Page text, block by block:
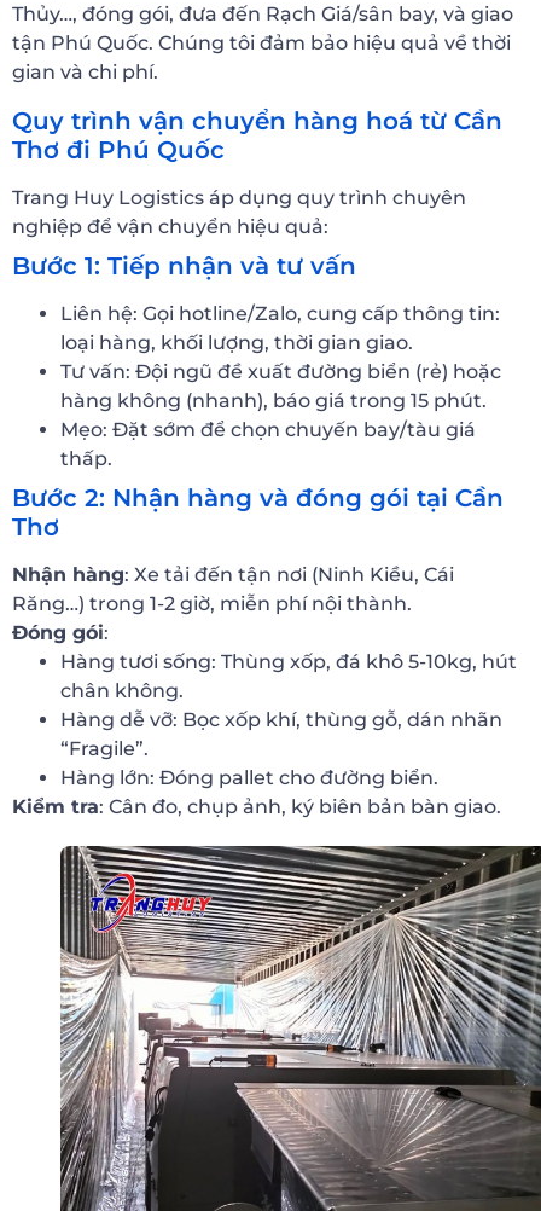
Thủy…, đóng gói, đưa đến Rạch Giá/sân bay, và giao
tận Phú Quốc. Chúng tôi đảm bảo hiệu quả về thời
gian và chi phí.
Quy trình vận chuyển hàng hoá từ Cần
Thơ đi Phú Quốc
Trang Huy Logistics áp dụng quy trình chuyên
nghiệp để vận chuyển hiệu quả:
Bước 1: Tiếp nhận và tư vấn
Liên hệ: Gọi hotline/Zalo, cung cấp thông tin:
loại hàng, khối lượng, thời gian giao.
Tư vấn: Đội ngũ đề xuất đường biển (rẻ) hoặc
hàng không (nhanh), báo giá trong 15 phút.
Mẹo: Đặt sớm để chọn chuyến bay/tàu giá
thấp.
Bước 2: Nhận hàng và đóng gói tại Cần
Thơ
Nhận hàng: Xe tải đến tận nơi (Ninh Kiều, Cái
Răng…) trong 1-2 giờ, miễn phí nội thành.
Đóng gói:
Hàng tươi sống: Thùng xốp, đá khô 5-10kg, hút
chân không.
Hàng dễ vỡ: Bọc xốp khí, thùng gỗ, dán nhãn
“Fragile”.
Hàng lớn: Đóng pallet cho đường biển.
Kiểm tra: Cân đo, chụp ảnh, ký biên bản bàn giao.